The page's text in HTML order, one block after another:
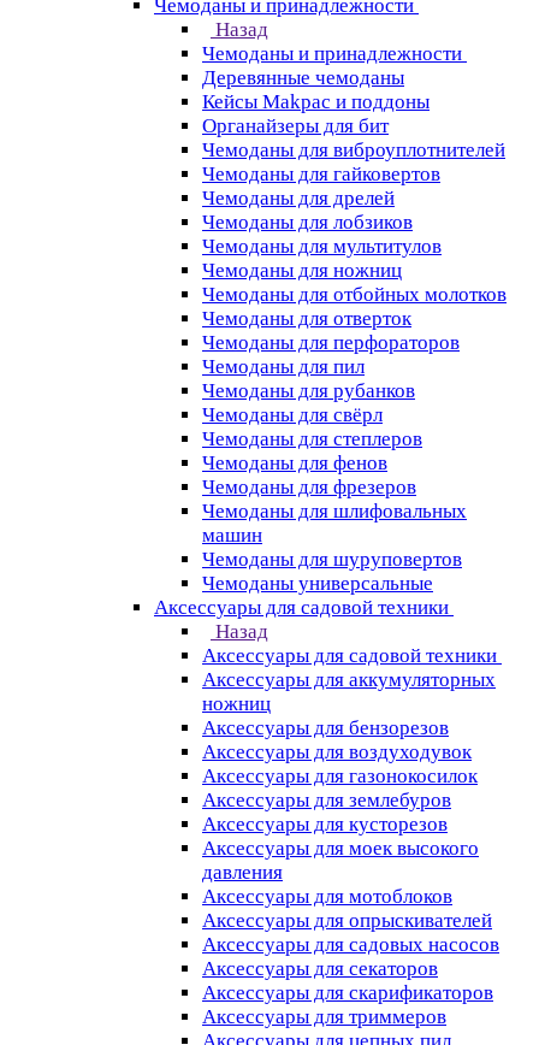
Чемоданы и принадлежности
Назад
Чемоданы и принадлежности
Деревянные чемоданы
Кейсы Makpac и поддоны
Органайзеры для бит
Чемоданы для виброуплотнителей
Чемоданы для гайковертов
Чемоданы для дрелей
Чемоданы для лобзиков
Чемоданы для мультитулов
Чемоданы для ножниц
Чемоданы для отбойных молотков
Чемоданы для отверток
Чемоданы для перфораторов
Чемоданы для пил
Чемоданы для рубанков
Чемоданы для свёрл
Чемоданы для степлеров
Чемоданы для фенов
Чемоданы для фрезеров
Чемоданы для шлифовальных
машин
Чемоданы для шуруповертов
Чемоданы универсальные
Аксессуары для садовой техники
Назад
Аксессуары для садовой техники
Аксессуары для аккумуляторных
ножниц
Аксессуары для бензорезов
Аксессуары для воздуходувок
Аксессуары для газонокосилок
Аксессуары для землебуров
Аксессуары для кусторезов
Аксессуары для моек высокого
давления
Аксессуары для мотоблоков
Аксессуары для опрыскивателей
Аксессуары для садовых насосов
Аксессуары для секаторов
Аксессуары для скарификаторов
Аксессуары для триммеров